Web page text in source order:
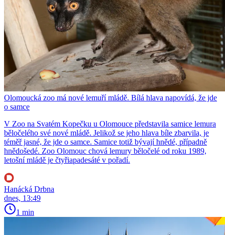
Olomoucká zoo má nové lemuří mládě. Bílá hlava napovídá, že jde
o samce
V Zoo na Svatém Kopečku u Olomouce představila samice lemura
běločelého své nové mládě. Jelikož se jeho hlava bíle zbarvila, je
téměř jasné, že jde o samce. Samice totiž bývají hnědé, případně
hnědošedé. Zoo Olomouc chová lemury běločelé od roku 1989,
letošní mládě je čtyřiapadesáté v pořadí.
Hanácká Drbna
dnes, 13:49
1 min